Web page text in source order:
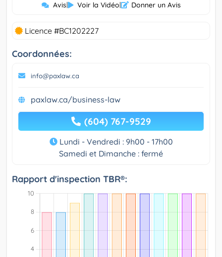
Avis| Voir la Vidéo| Donner un Avis
Licence #BC1202227
Coordonnées:
info@paxlaw.ca
paxlaw.ca/business-law
(604) 767-9529
Lundi - Vendredi : 9h00 - 17h00
Samedi et Dimanche : fermé
Rapport d'inspection TBR®: